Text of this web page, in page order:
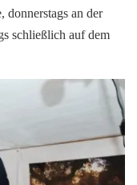
donnerstags an der
schließlich auf dem